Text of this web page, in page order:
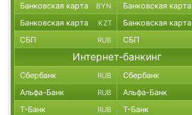
Банковская карта BYN Банковская карта
Банковская карта KZT Банковская карта
СБП RUB СБП
Интернет-банкинг
Сбербанк RUB Сбербанк
Альфа-Банк RUB Альфа-Банк
Т-Банк RUB Т-Банк